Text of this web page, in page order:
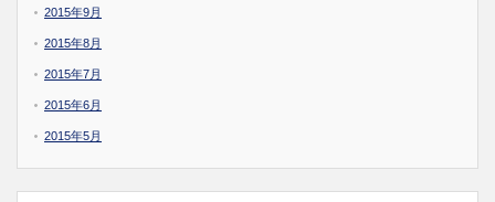
2015年9月
2015年8月
2015年7月
2015年6月
2015年5月